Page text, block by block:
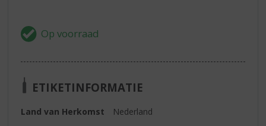
ETIKETINFORMATIE
Land van Herkomst
Nederland